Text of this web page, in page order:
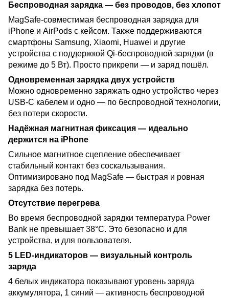
Беспроводная зарядка — без проводов, без хлопот
MagSafe-совместимая беспроводная зарядка для
iPhone и AirPods с кейсом. Также поддерживаются
смартфоны Samsung, Xiaomi, Huawei и другие
устройства с поддержкой Qi-беспроводной зарядки (в
режиме до 5 Вт). Просто прикрепи — и заряд пошёл.
Одновременная зарядка двух устройств
Можно одновременно заряжать одно устройство через
USB-C кабелем и одно — по беспроводной технологии,
без потери скорости.
Надёжная магнитная фиксация — идеально
держится на iPhone
Сильное магнитное сцепление обеспечивает
стабильный контакт без соскальзывания.
Оптимизировано под MagSafe — быстрая и ровная
зарядка без потерь.
Отсутствие перегрева
Во время беспроводной зарядки температура Power
Bank не превышает 38°C. Это безопасно и для
устройства, и для пользователя.
5 LED-индикаторов — визуальный контроль
заряда
4 белых индикатора показывают уровень заряда
аккумулятора, 1 синий — активность беспроводной